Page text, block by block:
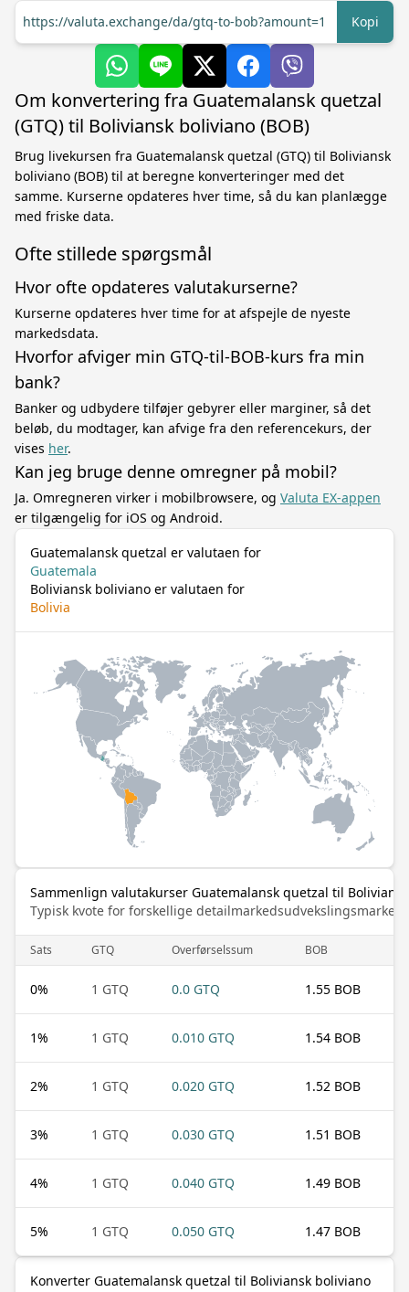
https://valuta.exchange/da/gtq-to-bob?amount=1
Kopi
Om konvertering fra Guatemalansk quetzal
(GTQ) til Boliviansk boliviano (BOB)
Brug livekursen fra Guatemalansk quetzal (GTQ) til Boliviansk
boliviano (BOB) til at beregne konverteringer med det
samme. Kurserne opdateres hver time, så du kan planlægge
med friske data.
Ofte stillede spørgsmål
Hvor ofte opdateres valutakurserne?
Kurserne opdateres hver time for at afspejle de nyeste
markedsdata.
Hvorfor afviger min GTQ-til-BOB-kurs fra min
bank?
Banker og udbydere tilføjer gebyrer eller marginer, så det
beløb, du modtager, kan afvige fra den referencekurs, der
vises her.
Kan jeg bruge denne omregner på mobil?
Ja. Omregneren virker i mobilbrowsere, og Valuta EX-appen
er tilgængelig for iOS og Android.
Guatemalansk quetzal er valutaen for
Guatemala
Boliviansk boliviano er valutaen for
Bolivia
Sammenlign valutakurser Guatemalansk quetzal til
Typisk kvote for forskellige
Sats GTQ Overførselssum BOB
0% 1 GTQ 0.0 GTQ 1.55 BOB
1% 1 GTQ 0.010 GTQ 1.54 BOB
2% 1 GTQ 0.020 GTQ 1.52 BOB
3% 1 GTQ 0.030 GTQ 1.51 BOB
4% 1 GTQ 0.040 GTQ 1.49 BOB
5% 1 GTQ 0.050 GTQ 1.47 BOB
Konverter Guatemalansk quetzal til Boliviansk boliviano